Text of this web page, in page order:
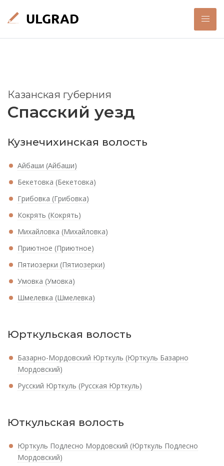
Казанская губерния
Спасский уезд
Кузнечихинская волость
Айбаши (Айбаши)
Бекетовка (Бекетовка)
Грибовка (Грибовка)
Кокрять (Кокрять)
Михайловка (Михайловка)
Приютное (Приютное)
Пятиозерки (Пятиозерки)
Умовка (Умовка)
Шмелевка (Шмелевка)
Юрткульская волость
Базарно-Мордовский Юрткуль (Юрткуль Базарно
Мордовский)
Русский Юрткуль (Русская Юрткуль)
Юткульская волость
Юрткуль Подлесно Мордовский (Юрткуль Подлесно
Мордовский)